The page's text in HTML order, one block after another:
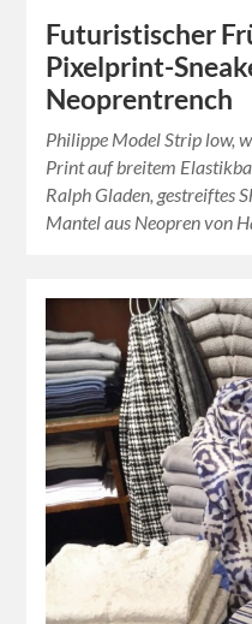
Futuristischer
Pixelprint-
Neoprentrench
Philippe Model Strip low,
Print auf breitem
Ralph Gladen, gestreiftes
Mantel aus Neopren von